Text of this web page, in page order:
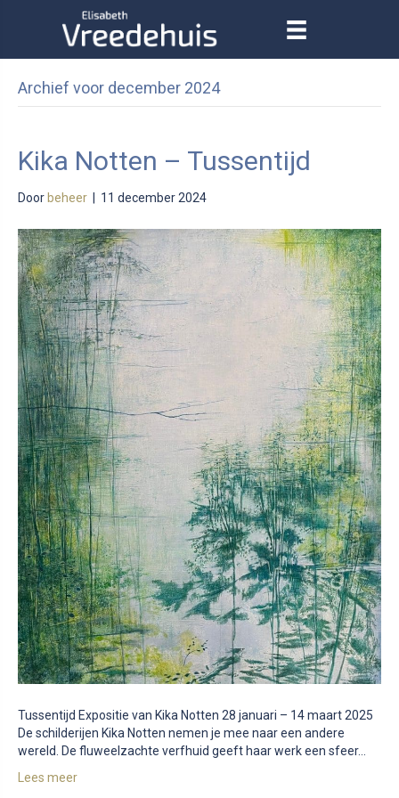
Archief voor december 2024
Kika Notten – Tussentijd
Door beheer 11 december 2024
Tussentijd Expositie van Kika Notten 28 januari – 14 maart 2025
De schilderijen Kika Notten nemen je mee naar een andere
wereld. De fluweelzachte verfhuid geeft haar werk een sfeer…
Lees meer